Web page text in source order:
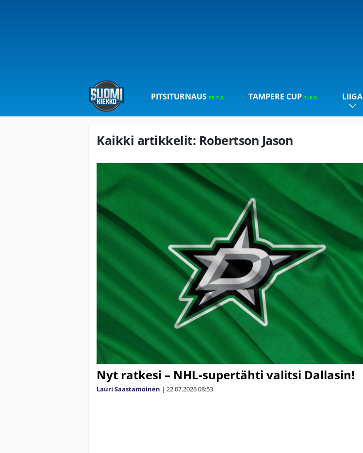
PITSITURNAUS PE 7.8. TAMPERE CUP 7.-8.8. LIIGA
Kaikki artikkelit: Robertson Jason
Nyt ratkesi – NHL-supertähti valitsi Dallasin!
Lauri Saastamoinen | 22.07.202608:53